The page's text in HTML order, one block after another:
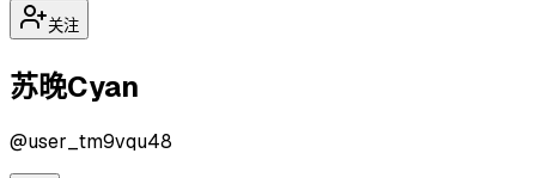
关注
苏晚Cyan
@user_tm9vqu48